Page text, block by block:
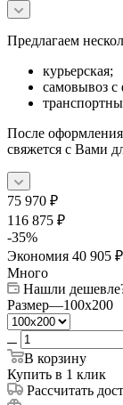
Предлагаем
курьерская;
самовывоз с
После оформления
свяжется с Вами
75 970 ₽
116 875 ₽
-35%
Экономия 40 905 ₽
Много
Нашли
Размер—100x200
В корзину
Купить в 1 клик
Рассчитать